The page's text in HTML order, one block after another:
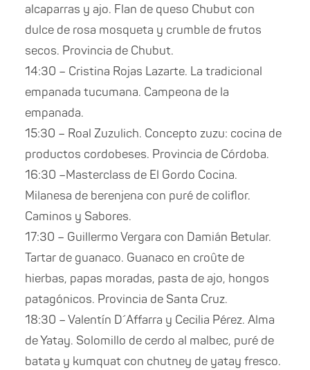
alcaparras y ajo. Flan de queso Chubut con
dulce de rosa mosqueta y crumble de frutos
secos. Provincia de Chubut.
14:30 – Cristina Rojas Lazarte. La tradicional
empanada tucumana. Campeona de la
empanada.
15:30 – Roal Zuzulich. Concepto zuzu: cocina de
productos cordobeses. Provincia de Córdoba.
16:30 –Masterclass de El Gordo Cocina.
Milanesa de berenjena con puré de coliflor.
Caminos y Sabores.
17:30 – Guillermo Vergara con Damián Betular.
Tartar de guanaco. Guanaco en croûte de
hierbas, papas moradas, pasta de ajo, hongos
patagónicos. Provincia de Santa Cruz.
18:30 – Valentín D´Affarra y Cecilia Pérez. Alma
de Yatay. Solomillo de cerdo al malbec, puré de
batata y kumquat con chutney de yatay fresco.